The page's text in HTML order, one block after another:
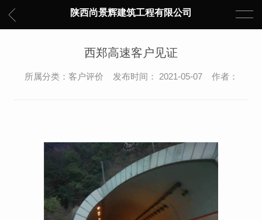
陕西尚景辉建筑工程有限公司
西郑高速客户见证
所属分类：客户评价 发布时间： 2021-05-07 作者：